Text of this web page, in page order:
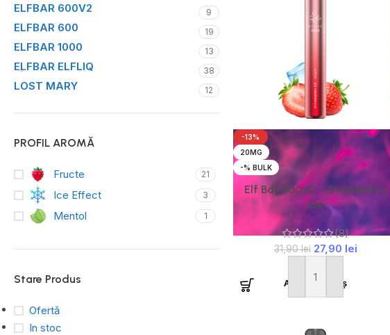
ELFBAR 600V2 9
ELFBAR 600 19
ELFBAR 1000 13
ELFBAR ELFLIQ 38
LOST MARY 12
PROFIL AROMĂ
Fructe 21
Ice Effect 3
Mentol 1
Stare Produs
Ofertă
In stoc
-13%
20MG
-% BULK
Elf Bar 600V2 – Strawberry
Ice
(8)
31,90lei 27,90 lei
Adaugă în coș